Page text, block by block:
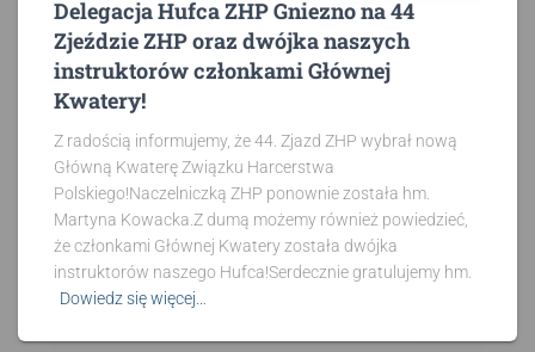
Delegacja Hufca ZHP Gniezno na 44
Zjeździe ZHP oraz dwójka naszych
instruktorów członkami Głównej
Kwatery!
Z radością informujemy, że 44. Zjazd ZHP wybrał nową
Główną Kwaterę Związku Harcerstwa
Polskiego!Naczelniczką ZHP ponownie została hm.
Martyna Kowacka.Z dumą możemy również powiedzieć,
że członkami Głównej Kwatery została dwójka
instruktorów naszego Hufca!Serdecznie gratulujemy hm.
Dowiedz się więcej…